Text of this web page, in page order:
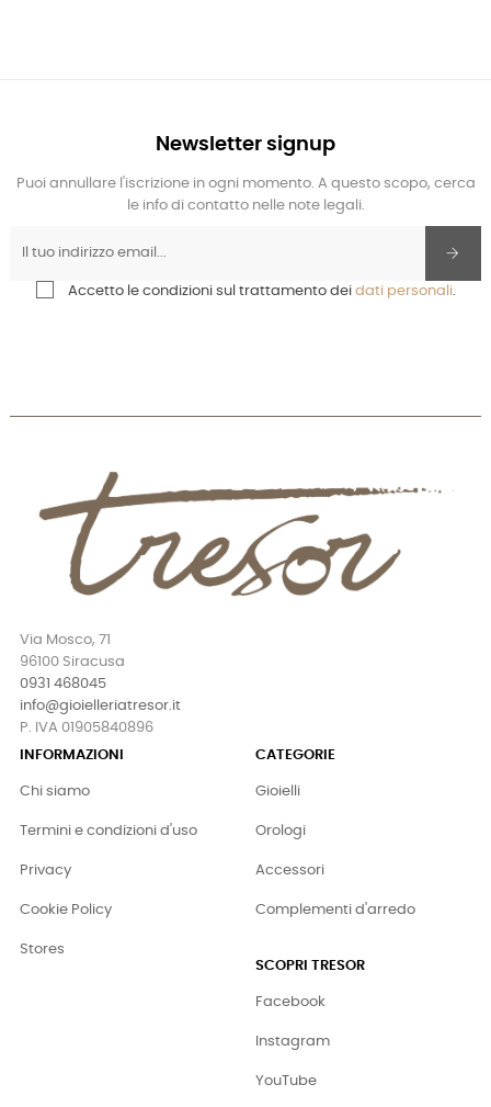
Newsletter signup
Puoi annullare l'iscrizione in ogni momento. A questo scopo, cerca
le info di contatto nelle note legali.
Accetto le condizioni sul trattamento dei dati personali.
Via Mosco, 71
96100 Siracusa
0931 468045
info@gioielleriatresor.it
P. IVA 01905840896
INFORMAZIONI
Chi siamo
Termini e condizioni d'uso
Privacy
Cookie Policy
Stores
CATEGORIE
Gioielli
Orologi
Accessori
Complementi d'arredo
SCOPRI TRESOR
Facebook
Instagram
YouTube